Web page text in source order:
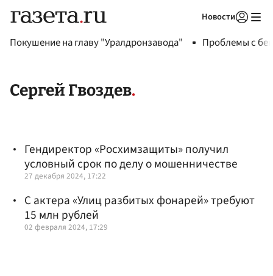
Новости
Покушение на главу "Уралдронзавода" Проблемы с
Сергей Гвоздев
Гендиректор «Росхимзащиты» получил
условный срок по делу о мошенничестве
27 декабря 2024, 17:22
С актера «Улиц разбитых фонарей» требуют
15 млн рублей
02 февраля 2024, 17:29